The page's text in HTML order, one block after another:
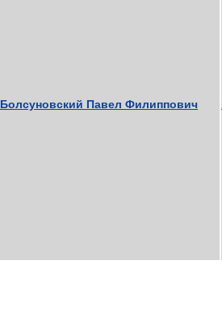
Болсуновский Павел Филиппович